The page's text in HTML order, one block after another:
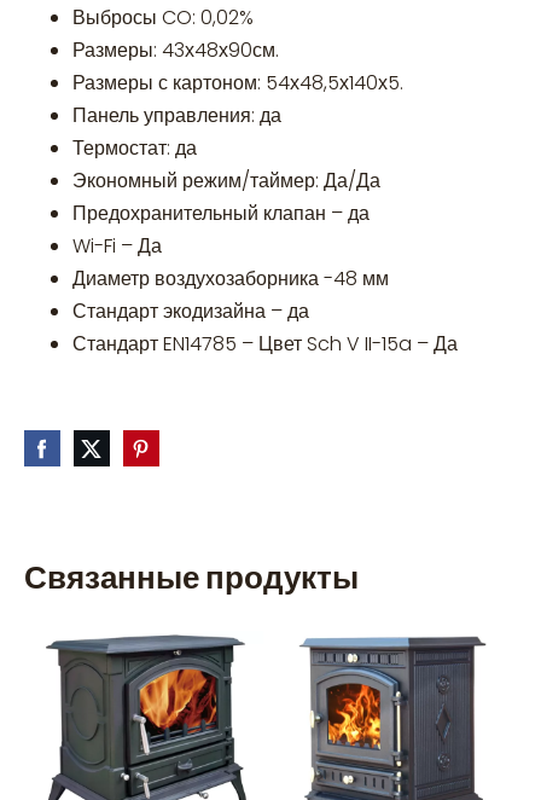
Выбросы CO: 0,02%
Размеры: 43х48х90см.
Размеры с картоном: 54х48,5х140х5.
Панель управления: да
Термостат: да
Экономный режим/таймер: Да/Да
Предохранительный клапан – да
Wi-Fi – Да
Диаметр воздухозаборника -48 мм
Стандарт экодизайна – да
Стандарт EN14785 – Цвет Sch V II-15a – Да
Связанные продукты